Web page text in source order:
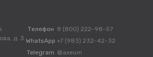
д. 3
Телефон 8 (800) 222-98-57
WhatsApp +7 (983) 232-42-32
Telegram @axeum